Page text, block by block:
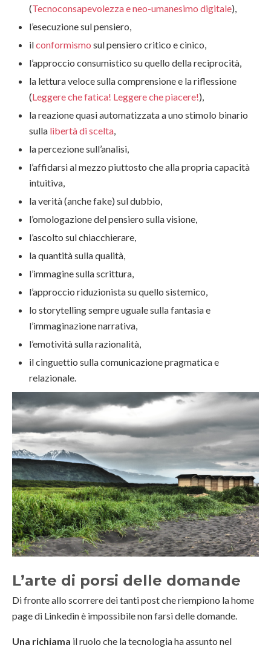
(Tecnoconsapevolezza e neo-umanesimo digitale),
l’esecuzione sul pensiero,
ilconformismo sul pensiero critico e cinico,
l’approccio consumistico su quello della reciprocità,
la lettura veloce sulla comprensione e la riflessione
(Leggere che fatica! Leggere che piacere!),
la reazione quasi automatizzata a uno stimolo binario
sulla libertà di scelta
la percezione sull’analisi,
l’affidarsi al mezzo piuttosto che alla propria capacità
intuitiva,
la verità (anche fake) sul dubbio,
l’omologazione del pensiero sulla visione,
l’ascolto sul chiacchierare,
la quantità sulla qualità,
l’immagine sulla scrittura,
l’approccio riduzionista su quello sistemico,
lo storytelling sempre uguale sulla fantasia e
l’immaginazione narrativa,
l’emotività sulla razionalità,
il cinguettio sulla comunicazione pragmatica e
relazionale.
L’arte di porsi delle domande
Di fronte allo scorrere dei tanti post che riempiono la home
page di Linkedin è impossibile non farsi delle domande.
Una richiama il ruolo che la tecnologia ha assunto nel